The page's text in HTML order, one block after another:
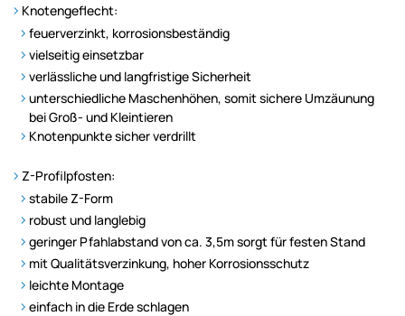
Knotengeflecht:
feuerverzinkt, korrosionsbeständig
vielseitig einsetzbar
verlässliche und langfristige Sicherheit
unterschiedliche Maschenhöhen, somit sichere Umzäunung
bei Groß- und Kleintieren
Knotenpunkte sicher verdrillt
Z-Profilpfosten:
stabile Z-Form
robust und langlebig
geringer Pfahlabstand von ca. 3,5m sorgt für festen Stand
mit Qualitätsverzinkung, hoher Korrosionsschutz
leichte Montage
einfach in die Erde schlagen